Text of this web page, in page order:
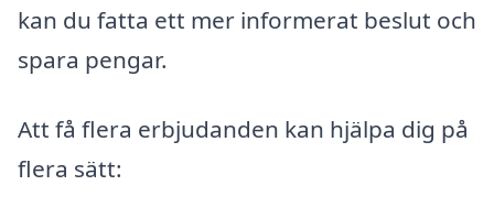
kan du fatta ett mer informerat beslut och
spara pengar.
Att få flera erbjudanden kan hjälpa dig på
flera sätt: